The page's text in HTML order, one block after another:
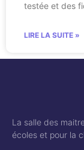
testée et des
LIRE LA SUITE »
La salle des
écoles et pour la